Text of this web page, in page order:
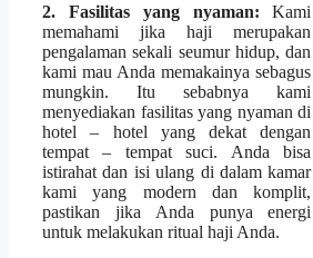
2. Fasilitas yang nyaman: Kami
memahami jika haji merupakan
pengalaman sekali seumur hidup, dan
kami mau Anda memakainya sebagus
mungkin. Itu sebabnya kami
menyediakan fasilitas yang nyaman di
hotel – hotel yang dekat dengan
tempat – tempat suci. Anda bisa
istirahat dan isi ulang di dalam kamar
kami yang modern dan komplit,
pastikan jika Anda punya energi
untuk melakukan ritual haji Anda.